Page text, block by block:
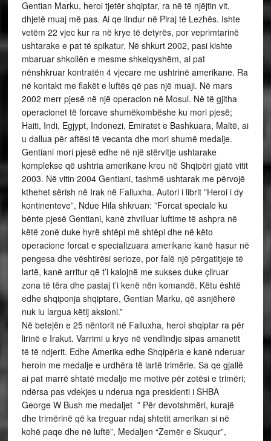
Gentian Marku, heroi tjetër shqiptar, ra në të njëjtin vit,
dhjetë muaj më pas. Ai qe lindur në Piraj të Lezhës. Ishte
vetëm 22 vjec kur ra në krye të detyrës, por veprimtarinë
ushtarake e pat të spikatur. Në shkurt 2002, pasi kishte
mbaruar shkollën e mesme shkelqyshëm, ai pat
nënshkruar kontratën 4 vjecare me ushtrinë amerikane. Ra
në kontakt me flakët e luftës që pas një muaji. Në mars
2002 merr pjesë në një operacion në Mosul. Në të gjitha
operacionet të forcave shumëkombëshe ku mori pjesë;
Haiti, Indi, Egjypt, Indonezi, Emiratet e Bashkuara, Maltë, ai
u dallua për aftësi të vecanta dhe mori shumë medalje.
Gentiani mori pjesë edhe në një stërvitje ushtarake
komplekse që ushtria amerikane kreu në Shqipëri gjatë vitit
2003. Në vitin 2004 Gentiani, tashmë ushtarak me përvojë
kthehet sërish në Irak në Falluxha. Autori i librit ”Heroi i dy
kontinenteve”, Ndue Hila shkruan: ”Forcat speciale ku
bënte pjesë Gentiani, kanë zhvilluar luftime të ashpra në
këtë zonë duke hyrë shtëpi më shtëpi dhe në këto
operacione forcat e specializuara amerikane kanë hasur në
pengesa dhe vështirësi serioze, por falë një përgatitjeje të
lartë, kanë arritur që t’i kalojnë me sukses duke çliruar
zona të tëra dhe pastaj t’i kenë nën komandë. Këtu është
edhe shqiponja shqiptare, Gentian Marku, që asnjëherë
nuk iu largua këtij aksioni.”
Në betejën e 25 nëntorit në Falluxha, heroi shqiptar ra për
lirinë e Irakut. Varrimi u krye në vendlindje sipas amanetit
të të ndjerit. Edhe Amerika edhe Shqipëria e kanë nderuar
heroin me medalje e urdhëra të lartë trimërie. Sa qe gjallë
ai pat marrë shtatë medalje me motive për zotësi e trimëri;
ndërsa pas vdekjes u nderua nga presidenti i SHBA
George W Bush me medaljet ” Për devotshmëri, kurajë
dhe trimërinë që ka treguar ndaj shtetit amerikan si në
kohë paqe dhe në luftë”, Medaljen “Zemër e Skuqur”,